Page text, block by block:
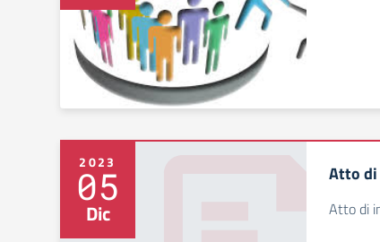
2023
05
Dic
Atto di
Atto di